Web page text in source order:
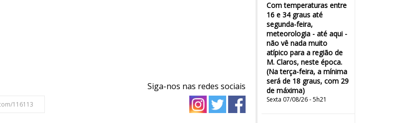
Com temperaturas entre
16 e 34 graus até
segunda-feira,
meteorologia - até aqui -
não vê nada muito
atípico para a região de
M. Claros, neste época.
(Na terça-feira, a mínima
será de 18 graus, com 29
de máxima)
Sexta 07/08/26 - 5h21
Siga-nos nas redes sociais